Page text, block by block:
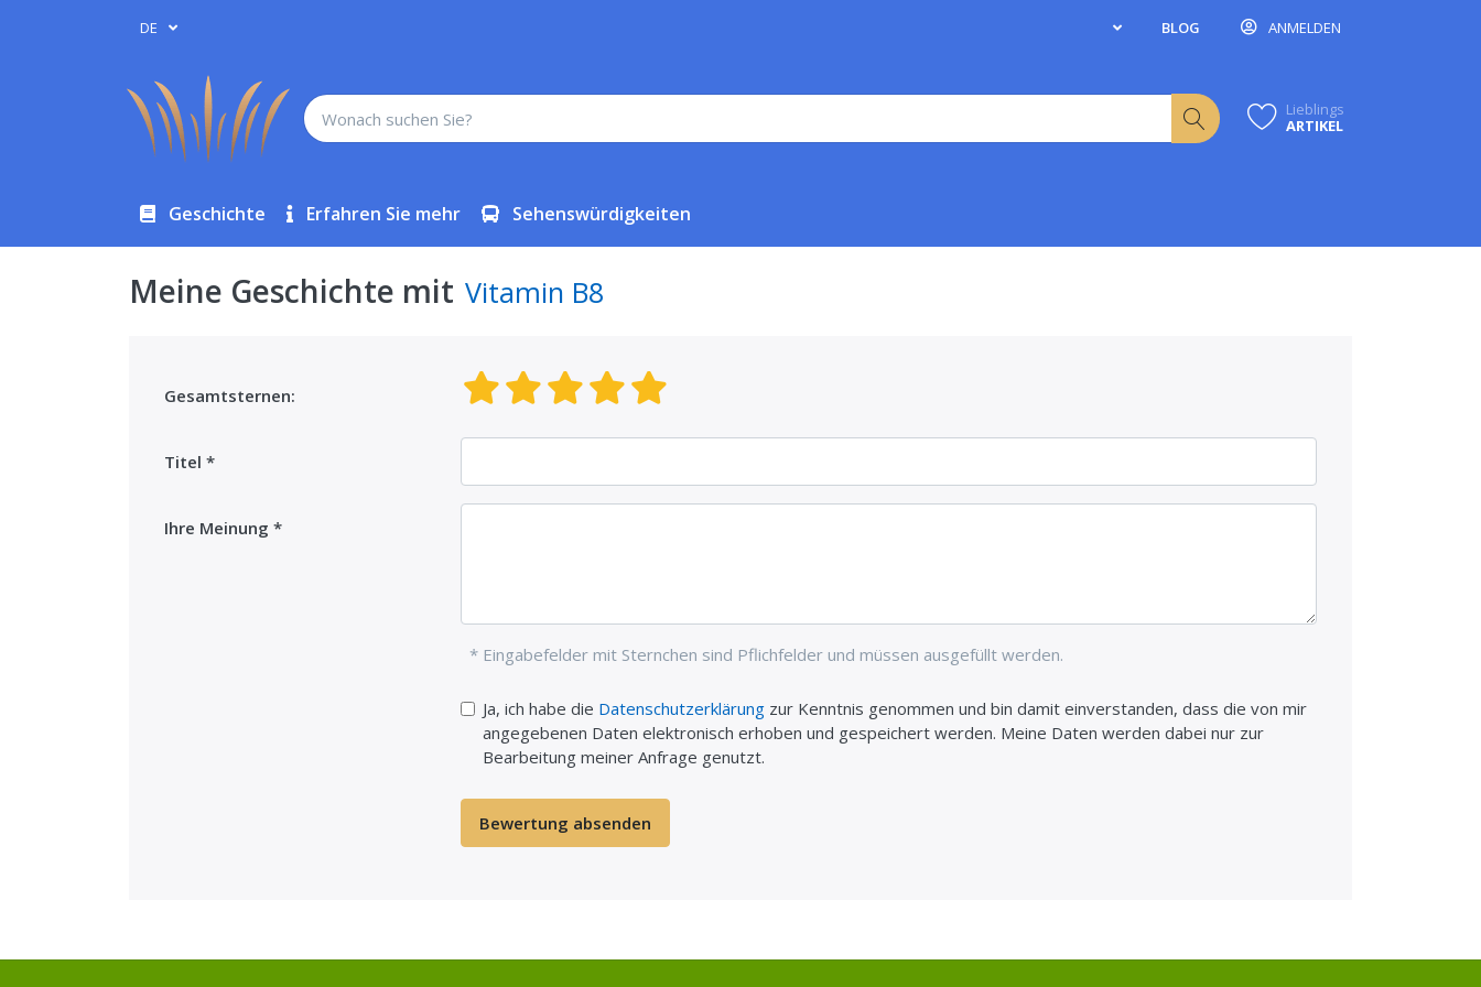
DE BLOG ANMELDEN
Lieblings
ARTIKEL
Geschichte Erfahren Sie mehr Sehenswürdigkeiten
Meine Geschichte mit Vitamin B8
Gesamtsternen:
Titel
Ihre Meinung
* Eingabefelder mit Sternchen sind Pflichfelder und müssen ausgefüllt werden.
Ja, ich habe die Datenschutzerklärung zur Kenntnis genommen und bin damit einverstanden, dass die von mir
angegebenen Daten elektronisch erhoben und gespeichert werden. Meine Daten werden dabei nur zur
Bearbeitung meiner Anfrage genutzt.
Bewertung absenden